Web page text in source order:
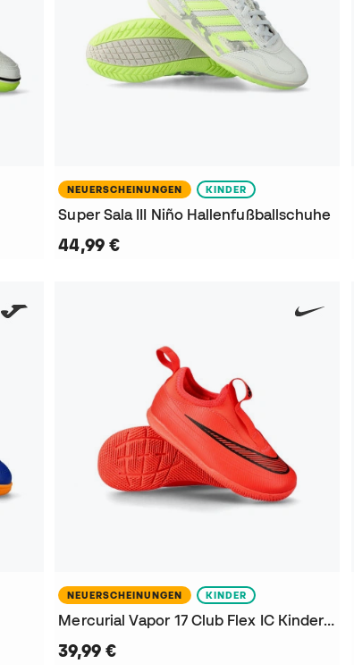
NEUERSCHEINUNGEN KINDER
Super Sala III Niño Hallenfußballschuhe
44,99 €
NEUERSCHEINUNGEN KINDER
Mercurial Vapor 17 Club Flex IC Kinder Hallenfußballschuhe
39,99 €